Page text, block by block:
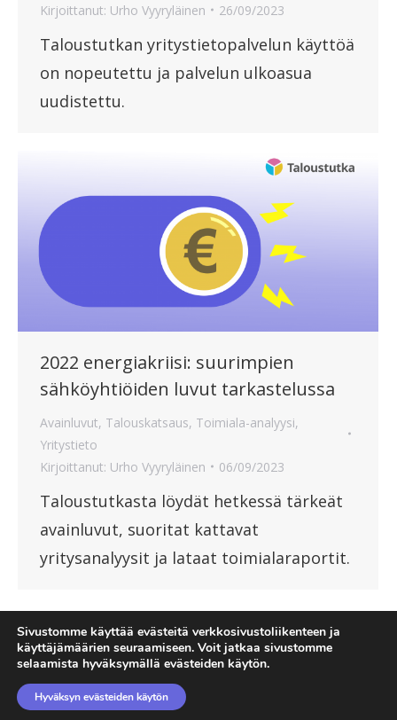
Kirjoittanut: Urho Vyyryläinen 26/09/2023
Taloustutkan yritystietopalvelun käyttöä
on nopeutettu ja palvelun ulkoasua
uudistettu.
2022 energiakriisi: suurimpien
sähköyhtiöiden luvut tarkastelussa
Avainluvut, Talouskatsaus, Toimiala-analyysi,
Yritystieto
Kirjoittanut: Urho Vyyryläinen 06/09/2023
Taloustutkasta löydät hetkessä tärkeät
avainluvut, suoritat kattavat
yritysanalyysit ja lataat toimialaraportit.
1 2 3 4 5
Sivustomme käyttää evästeitä verkkosivustoliikenteen ja
käyttäjämäärien seuraamiseen. Voit jatkaa sivustomme
selaamista hyväksymällä evästeiden käytön.
Hyväksyn evästeiden käytön